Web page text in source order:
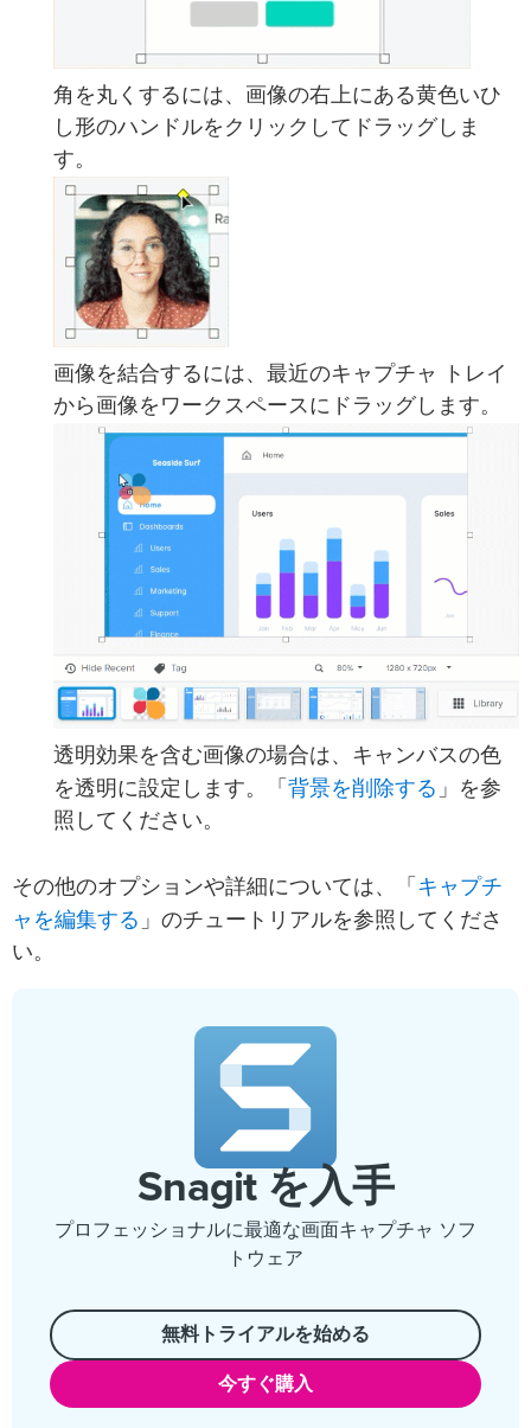
角を丸くするには、画像の右上にある黄色いひ
し形のハンドルをクリックしてドラッグしま
す。
画像を結合するには、最近のキャプチャ トレイ
から画像をワークスペースにドラッグします。
透明効果を含む画像の場合は、キャンバスの色
を透明に設定します。「 背景を削除する 」を参
照してください。
その他のオプションや詳細については、「 キャプチ
ャを編集する 」のチュートリアルを参照してくださ
い。
Snagit を入手
プロフェッショナルに最適な画面キャプチャ ソフ
トウェア
無料トライアルを始める
今すぐ購入